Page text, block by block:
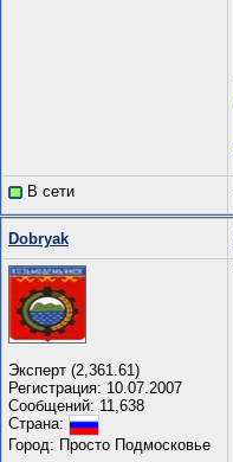
В сети
Dobryаk
Эксперт (2,361.61)
Регистрация: 10.07.2007
Сообщений: 11,638
Страна:
Город: Просто Подмосковье